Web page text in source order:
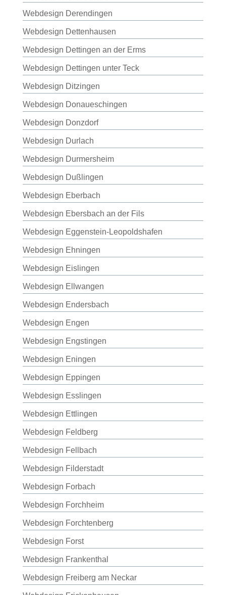
Webdesign Derendingen
Webdesign Dettenhausen
Webdesign Dettingen an der Erms
Webdesign Dettingen unter Teck
Webdesign Ditzingen
Webdesign Donaueschingen
Webdesign Donzdorf
Webdesign Durlach
Webdesign Durmersheim
Webdesign Dußlingen
Webdesign Eberbach
Webdesign Ebersbach an der Fils
Webdesign Eggenstein-Leopoldshafen
Webdesign Ehningen
Webdesign Eislingen
Webdesign Ellwangen
Webdesign Endersbach
Webdesign Engen
Webdesign Engstingen
Webdesign Eningen
Webdesign Eppingen
Webdesign Esslingen
Webdesign Ettlingen
Webdesign Feldberg
Webdesign Fellbach
Webdesign Filderstadt
Webdesign Forbach
Webdesign Forchheim
Webdesign Forchtenberg
Webdesign Forst
Webdesign Frankenthal
Webdesign Freiberg am Neckar